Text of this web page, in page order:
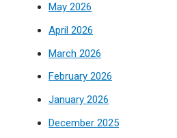
May 2026
April 2026
March 2026
February 2026
January 2026
December 2025